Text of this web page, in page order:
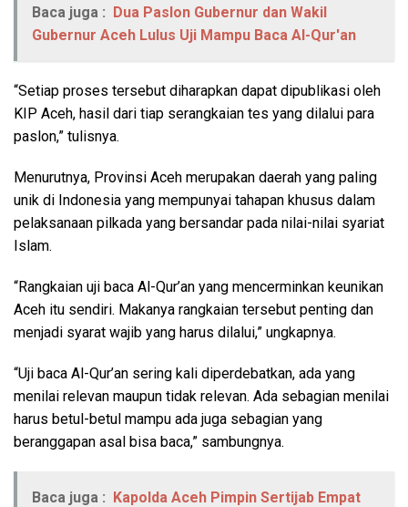
Baca juga : Dua Paslon Gubernur dan Wakil
Gubernur Aceh Lulus Uji Mampu Baca Al-Qur'an
“Setiap proses tersebut diharapkan dapat dipublikasi oleh
KIP Aceh, hasil dari tiap serangkaian tes yang dilalui para
paslon,” tulisnya.
Menurutnya, Provinsi Aceh merupakan daerah yang paling
unik di Indonesia yang mempunyai tahapan khusus dalam
pelaksanaan pilkada yang bersandar pada nilai-nilai syariat
Islam.
“Rangkaian uji baca Al-Qur’an yang mencerminkan keunikan
Aceh itu sendiri. Makanya rangkaian tersebut penting dan
menjadi syarat wajib yang harus dilalui,” ungkapnya.
“Uji baca Al-Qur’an sering kali diperdebatkan, ada yang
menilai relevan maupun tidak relevan. Ada sebagian menilai
harus betul-betul mampu ada juga sebagian yang
beranggapan asal bisa baca,” sambungnya.
Baca juga : Kapolda Aceh Pimpin Sertijab Empat